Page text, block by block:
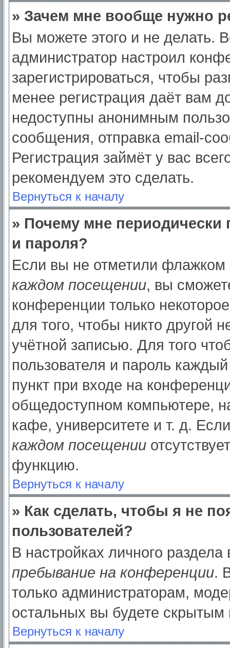
» Зачем мне вообще нужно
Вы можете этого и не делать.
администратор настроил
зарегистрироваться, чтобы
менее регистрация даёт вам
недоступны анонимным
сообщения, отправка email-
Регистрация займёт у вас
рекомендуем это сделать.
Вернуться к началу
» Почему мне периодически
и пароля?
Если вы не отметили флажком
каждом посещении, вы
конференции только
для того, чтобы никто другой
учётной записью. Для того
пользователя и пароль
пункт при входе на
общедоступном компьютере,
кафе, университете и т. д.
каждом посещении
функцию.
Вернуться к началу
» Как сделать, чтобы я не
пользователей?
В настройках личного
пребывание на конференции.
только администраторам,
остальных вы будете скрытым
Вернуться к началу